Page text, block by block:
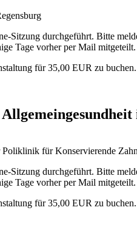
Sitzung durchgeführt. Bitte
Tage vorher per Mail mitgeteilt.
für 35,00 EUR zu
für Konservierende
Sitzung durchgeführt. Bitte
Tage vorher per Mail mitgeteilt.
für 35,00 EUR zu